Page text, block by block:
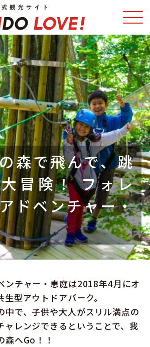
スポット・体験
イベント
エリアガイド
旅の予約
ンラインショップ
り
す
部屋
森で飛んで、跳
冒険！ フォレ
ドベンチャー・
ンチャー・恵庭は2018年4月にオ
型アウトドアパーク。
中で、子供や大人がスリル満点の
ャレンジできるということで、我
森へGo！！